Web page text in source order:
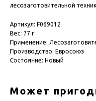
лесозаготовительной
Артикул: F069012
Вес: 77 г
Применение:
Производство: Евросоюз
Состояние: Новый
Может